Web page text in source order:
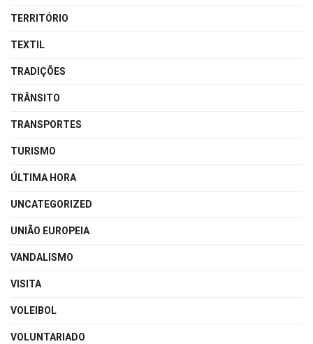
TERRITÓRIO
TEXTIL
TRADIÇÕES
TRÂNSITO
TRANSPORTES
TURISMO
ÚLTIMA HORA
UNCATEGORIZED
UNIÃO EUROPEIA
VANDALISMO
VISITA
VOLEIBOL
VOLUNTARIADO